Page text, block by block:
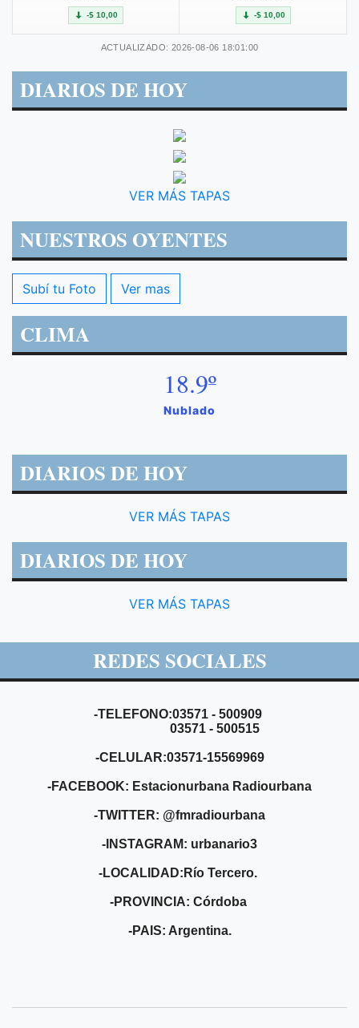
-$ 10,00 -$ 10,00
ACTUALIZADO: 2026-08-06 18:01:00
DIARIOS DE HOY
VER MÁS TAPAS
NUESTROS OYENTES
Subí tu Foto Ver mas
CLIMA
18.9º
Nublado
DIARIOS DE HOY
VER MÁS TAPAS
DIARIOS DE HOY
VER MÁS TAPAS
REDES SOCIALES
-TELEFONO:03571 - 500909
03571 - 500515
-CELULAR:03571-15569969
-FACEBOOK: Estacionurbana Radiourbana
-TWITTER: @fmradiourbana
-INSTAGRAM: urbanario3
-LOCALIDAD:Río Tercero.
-PROVINCIA: Córdoba
-PAIS: Argentina.